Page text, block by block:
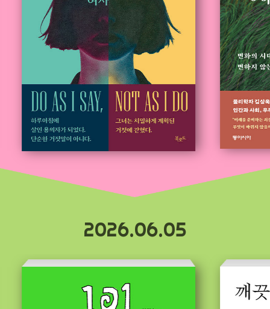
2026.06.05